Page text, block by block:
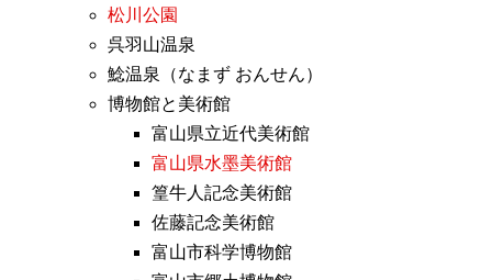
松川公園
呉羽山温泉
鯰温泉（なまず おんせん）
博物館と美術館
富山県立近代美術館
富山県水墨美術館
篁牛人記念美術館
佐藤記念美術館
富山市科学博物館